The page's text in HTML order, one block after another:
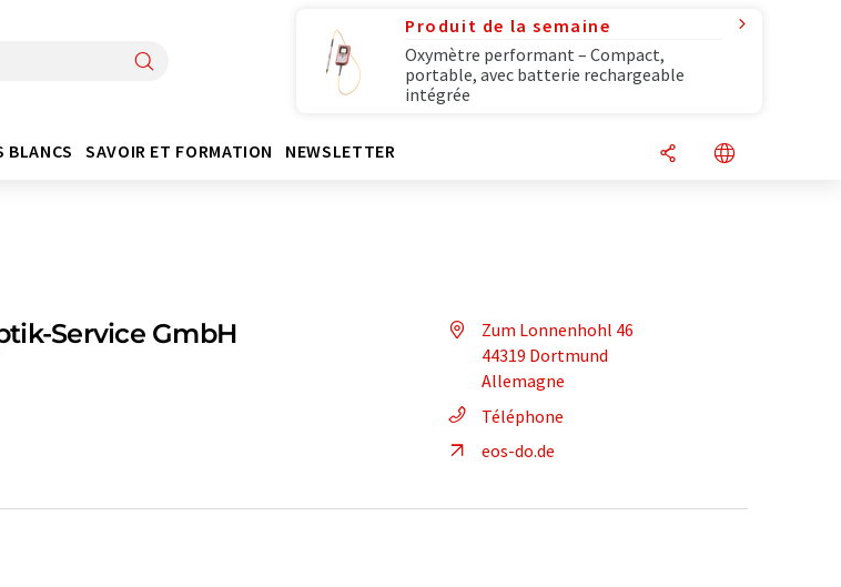
Produit de la semaine
Oxymètre performant – Compact,
portable, avec batterie rechargeable
intégrée
BLANCS SAVOIR ET FORMATION NEWSLETTER
Service GmbH
Zum Lonnenhohl 46
44319 Dortmund
Allemagne
Téléphone
eos-do.de